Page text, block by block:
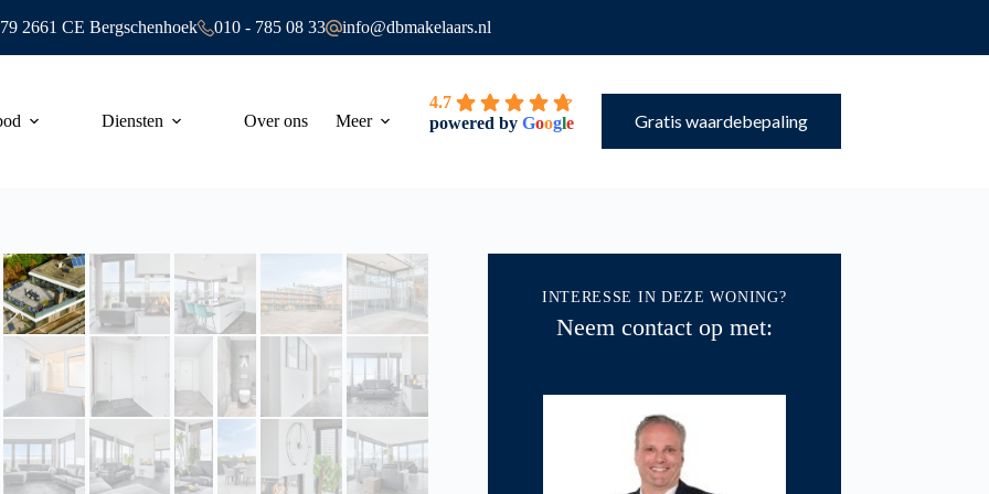
2661 CE Bergschenhoek 010 - 785 08 33 info@dbmakelaars.nl
Diensten Over ons Meer
4.7
powered by Google Gratis waardebepaling
INTERESSE IN DEZE WONING?
Neem contact op met: